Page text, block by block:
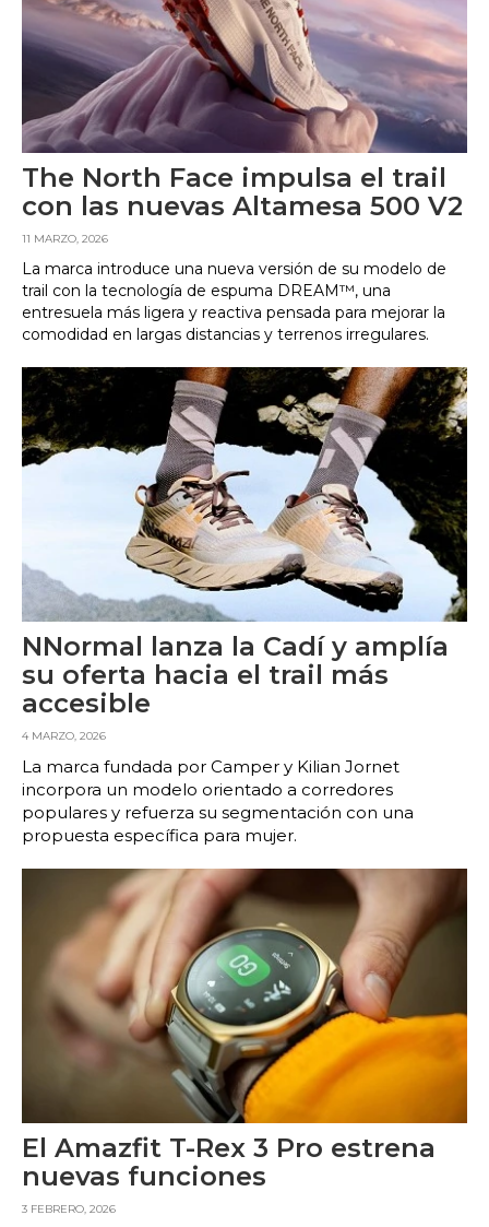
The North Face impulsa el trail
con las nuevas Altamesa 500 V2
11 MARZO, 2026
La marca introduce una nueva versión de su modelo de
trail con la tecnología de espuma DREAM™, una
entresuela más ligera y reactiva pensada para mejorar la
comodidad en largas distancias y terrenos irregulares.
NNormal lanza la Cadí y amplía
su oferta hacia el trail más
accesible
4 MARZO, 2026
La marca fundada por Camper y Kilian Jornet
incorpora un modelo orientado a corredores
populares y refuerza su segmentación con una
propuesta específica para mujer.
El Amazfit T-Rex 3 Pro estrena
nuevas funciones
3 FEBRERO, 2026